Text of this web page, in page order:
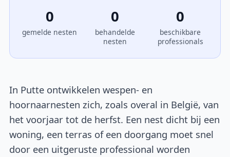
0
gemelde nesten
0
behandelde
nesten
0
beschikbare
professionals
In Putte ontwikkelen wespen- en
hoornaarnesten zich, zoals overal in België, van
het voorjaar tot de herfst. Een nest dicht bij een
woning, een terras of een doorgang moet snel
door een uitgeruste professional worden